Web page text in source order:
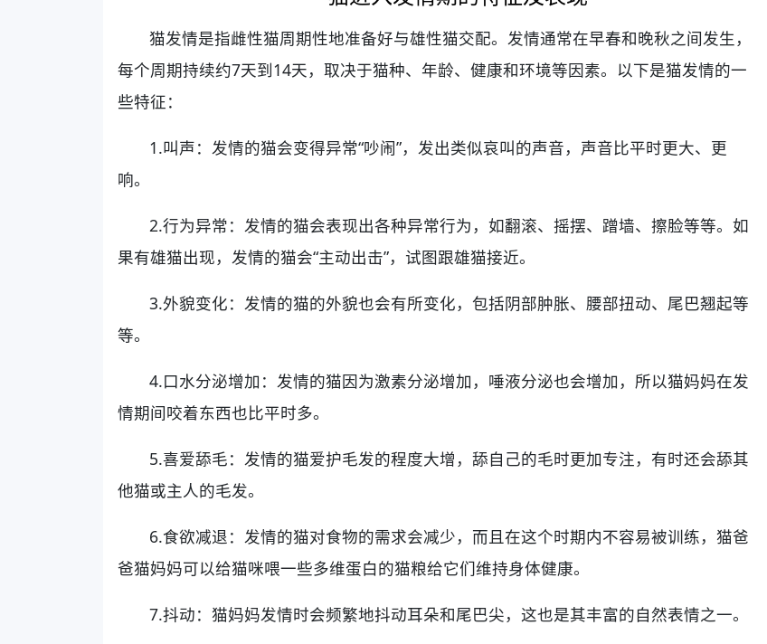
猫发情是指雌性猫周期性地准备好与雄性猫交配。发情通常在早春和晚秋之间发生，
每个周期持续约7天到14天，取决于猫种、年龄、健康和环境等因素。以下是猫发情的一
些特征：
1.叫声：发情的猫会变得异常“吵闹”，发出类似哀叫的声音，声音比平时更大、更
响。
2.行为异常：发情的猫会表现出各种异常行为，如翻滚、摇摆、蹭墙、擦脸等等。如
果有雄猫出现，发情的猫会“主动出击”，试图跟雄猫接近。
3.外貌变化：发情的猫的外貌也会有所变化，包括阴部肿胀、腰部扭动、尾巴翘起等
等。
4.口水分泌增加：发情的猫因为激素分泌增加，唾液分泌也会增加，所以猫妈妈在发
情期间咬着东西也比平时多。
5.喜爱舔毛：发情的猫爱护毛发的程度大增，舔自己的毛时更加专注，有时还会舔其
他猫或主人的毛发。
6.食欲减退：发情的猫对食物的需求会减少，而且在这个时期内不容易被训练，猫爸
爸猫妈妈可以给猫咪喂一些多维蛋白的猫粮给它们维持身体健康。
7.抖动：猫妈妈发情时会频繁地抖动耳朵和尾巴尖，这也是其丰富的自然表情之一。